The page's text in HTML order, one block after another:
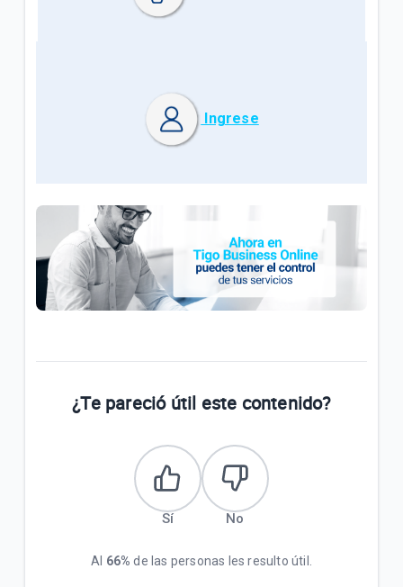
Ingrese
¿Te pareció útil este contenido?
Sí No
Al 66% de las personas les resulto útil.